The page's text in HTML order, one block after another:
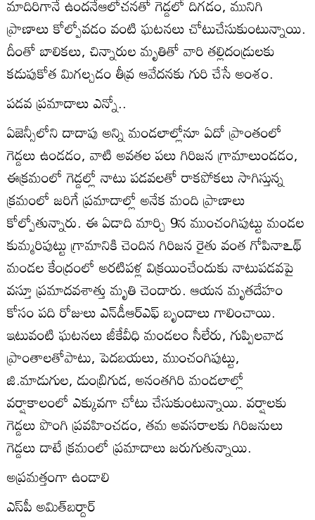
మాదిరిగానే ఉందనేఆలోచనతో గెడ్డలో దిగడం, మునిగి
ప్రాణాలు కోల్పోవడం వంటి ఘటనలు చోటుచేసుకుంటున్నాయి.
దీంతో బాలికలు, చిన్నారుల మృతితో వారి తల్లిదండ్రులకు
కడుపుకోత మిగల్చడం తీవ్ర ఆవేదనకు గురి చేసే అంశం.
పడవ ప్రమాదాలు ఎన్నో..
ఏజెన్సీలోని దాదాపు అన్ని మండలాల్లోనూ ఏదో ప్రాంతంలో
గెడ్డలు ఉండడం, వాటి అవతల పలు గిరిజన గ్రామాలుండడం,
ఈక్రమంలో గెడ్డల్లో నాటు పడవలతో రాకపోకలు సాగిస్తున్న
క్రమంలో జరిగే ప్రమాదాల్లో అనేక మంది ప్రాణాలు
కోల్పోతున్నారు. ఈ ఏడాది మార్చి 9న ముంచంగిపుట్టు మండల
కుమ్మరిపుట్టు గ్రామానికి చెందిన గిరిజన రైతు వంత గోపినాఽథ్‌
మండల కేంద్రంలో అరటిపళ్ల విక్రయించేందుకు నాటుపడవపై
వస్తూ ప్రమాదవశాత్తు మృతి చెందారు. ఆయన మృతదేహం
కోసం పది రోజులు ఎన్‌డీఆర్‌ఎఫ్‌ బృందాలు గాలించాయి.
ఇటువంటి ఘటనలు జీకేవీధి మండలం సీలేరు, గుప్పిలవాడ
ప్రాంతాలతోపాటు, పెదబయలు, ముంచంగిపుట్టు,
జి.మాడుగుల, డుంబ్రిగుడ, అనంతగిరి మండలాల్లో
వర్షాకాలంలో ఎక్కువగా చోటు చేసుకుంటున్నాయి. వర్షాలకు
గెడ్డలు పొంగి ప్రవహించడం, తమ అవసరాలకు గిరిజనులు
గెడ్డలు దాటే క్రమంలో ప్రమాదాలు జరుగుతున్నాయి.
అప్రమత్తంగా ఉండాలి
ఎస్‌పీ అమిత్‌బర్దార్‌